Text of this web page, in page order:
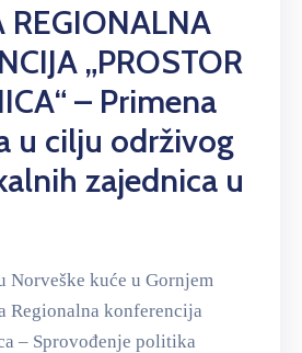
REGIONALNA
„PROSTOR
– Primena
u cilju održivog
zajednica u
Norveške kuće u Gornjem
Regionalna konferencija
– Sprovođenje politika